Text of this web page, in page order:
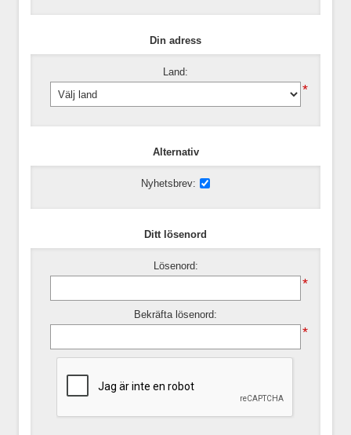
Din adress
Land:
*
Alternativ
Nyhetsbrev:
Ditt lösenord
Lösenord:
*
Bekräfta lösenord:
*